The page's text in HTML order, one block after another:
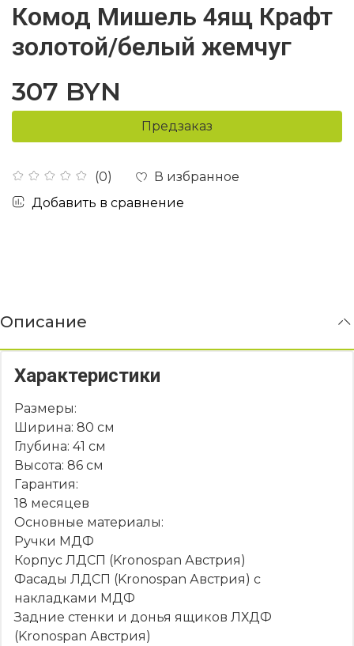
Комод Мишель 4ящ Крафт
золотой/белый жемчуг
(0)
В избранное
Добавить в сравнение
307 BYN
Предзаказ
Описание
Характеристики
Размеры:
Ширина: 80 см
Глубина: 41 см
Высота: 86 см
Гарантия:
18 месяцев
Основные материалы:
Ручки МДФ
Корпус ЛДСП (Kronospan Австрия)
Фасады ЛДСП (Kronospan Австрия) с
накладками МДФ
Задние стенки и донья ящиков ЛХДФ
(Kronospan Австрия)